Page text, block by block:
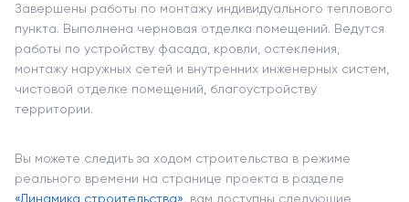
Завершены работы по монтажу индивидуального теплового
пункта. Выполнена черновая отделка помещений. Ведутся
работы по устройству фасада, кровли, остекления,
монтажу наружных сетей и внутренних инженерных систем,
чистовой отделке помещений, благоустройству
территории.
Вы можете следить за ходом строительства в режиме
реального времени на странице проекта в разделе
«Динамика строительства» , вам доступны следующие